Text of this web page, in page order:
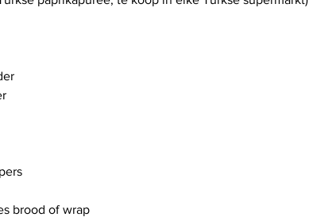
brood of wrap